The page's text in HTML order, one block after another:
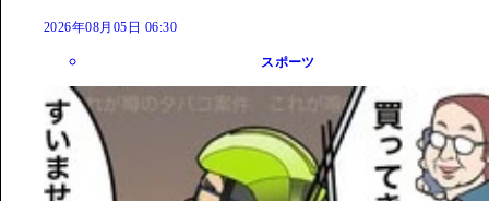
2026年08月05日 06:30
スポーツ